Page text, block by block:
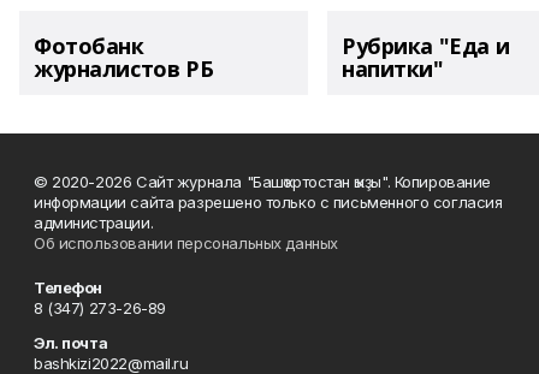
Фотобанк
журналистов РБ
Рубрика "Еда и
напитки"
© 2020-2026 Сайт журнала "Башҡортостан ҡыҙы". Копирование
информации сайта разрешено только с письменного согласия
администрации.
Об использовании персональных данных
Телефон
8 (347) 273-26-89
Эл. почта
bashkizi2022@mail.ru